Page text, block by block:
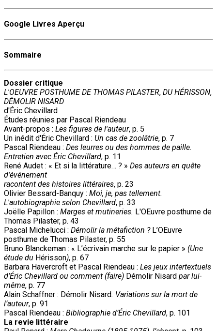
Google Livres Aperçu
Sommaire
Dossier critique
L'OEUVRE POSTHUME DE THOMAS PILASTER, DU HÉRISSON,
DÉMOLIR NISARD
d'Éric Chevillard
Études réunies par Pascal Riendeau
Avant-propos : Les figures de l'auteur, p. 5
Un inédit d'Éric Chevillard : Un cas de zoolâtrie, p. 7
Pascal Riendeau : Des leurres ou des hommes de paille.
Entretien avec Éric Chevillard, p. 11
René Audet : « Et si la littérature… ? » Des auteurs en quête
d'événement
racontent des histoires littéraires, p. 23
Olivier Bessard-Banquy : Moi, je, pas tellement.
L'autobiographie selon Chevillard, p. 33
Joëlle Papillon : Marges et mutineries. L'OEuvre posthume de
Thomas Pilaster, p. 43
Pascal Michelucci : Démolir la métafiction ?L’OEuvre
posthume de Thomas Pilaster, p. 55
Bruno Blanckeman : « L’écrivain marche sur le papier » (Une
étude du Hérisson), p. 67
Barbara Havercroft et Pascal Riendeau : Les jeux intertextuels
d’Éric Chevillard ou comment (faire) Démolir Nisard par lui-
même, p. 77
Alain Schaffner : Démolir Nisard. Variations sur la mort de
l’auteur, p. 91
Pascal Riendeau : Bibliographie d’Éric Chevillard, p. 101
La revie littéraire